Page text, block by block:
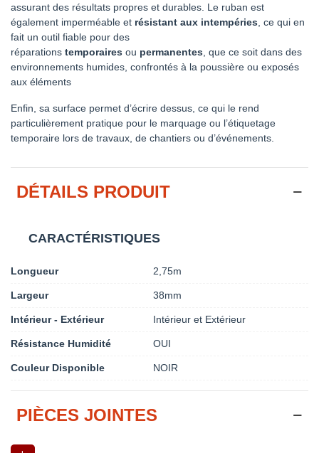
assurant des résultats propres et durables. Le ruban est
également imperméable et résistant aux intempéries , ce qui en
fait un outil fiable pour des
réparations temporaires ou permanentes , que ce soit dans des
environnements humides, confrontés à la poussière ou exposés
aux éléments
Enfin, sa surface permet d’écrire dessus, ce qui le rend
particulièrement pratique pour le marquage ou l’étiquetage
temporaire lors de travaux, de chantiers ou d’événements.
DÉTAILS PRODUIT
CARACTÉRISTIQUES
Longueur 2,75m
Largeur 38mm
Intérieur - Extérieur Intérieur et Extérieur
Résistance Humidité OUI
Couleur Disponible NOIR
PIÈCES JOINTES